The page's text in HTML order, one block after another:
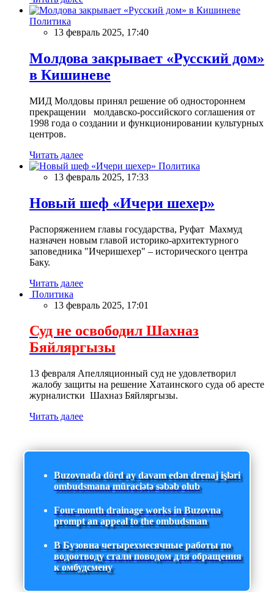
Политика
13 февраль 2025, 17:40
Молдова закрывает «Русский дом»
в Кишиневе
МИД Молдовы принял решение об одностороннем
прекращении молдавско-российского соглашения от
1998 года о создании и функционировании культурных
центров.
Читать далее
Политика
13 февраль 2025, 17:33
Новый шеф «Ичери шехер»
Распоряжением главы государства, Руфат Махмуд
назначен новым главой историко-архитектурного
заповедника "Ичеришехер" – исторического центра
Баку.
Читать далее
Политика
13 февраль 2025, 17:01
Суд не освободил Шахназ
Бяйляргызы
13 февраля Апелляционный суд не удовлетворил
жалобу защиты на решение Хатаинского суда об аресте
журналистки Шахназ Бяйляргызы.
Читать далее
Buzovnada dörd ay davam edən drenaj işləri
ombudsmana müraciətə səbəb olub
Four-month drainage works in Buzovna
prompt an appeal to the ombudsman
В Бузовна четырехмесячные работы по
водоотводу стали поводом для обращения
к омбудсмену